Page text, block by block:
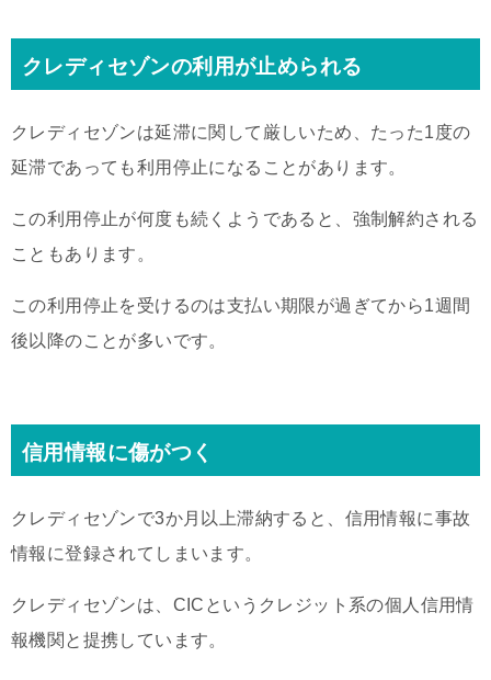
クレディセゾンの利用が止められる
クレディセゾンは延滞に関して厳しいため、たった1度の
延滞であっても利用停止になることがあります。
この利用停止が何度も続くようであると、強制解約される
こともあります。
この利用停止を受けるのは支払い期限が過ぎてから1週間
後以降のことが多いです。
信用情報に傷がつく
クレディセゾンで3か月以上滞納すると、信用情報に事故
情報に登録されてしまいます。
クレディセゾンは、CICというクレジット系の個人信用情
報機関と提携しています。